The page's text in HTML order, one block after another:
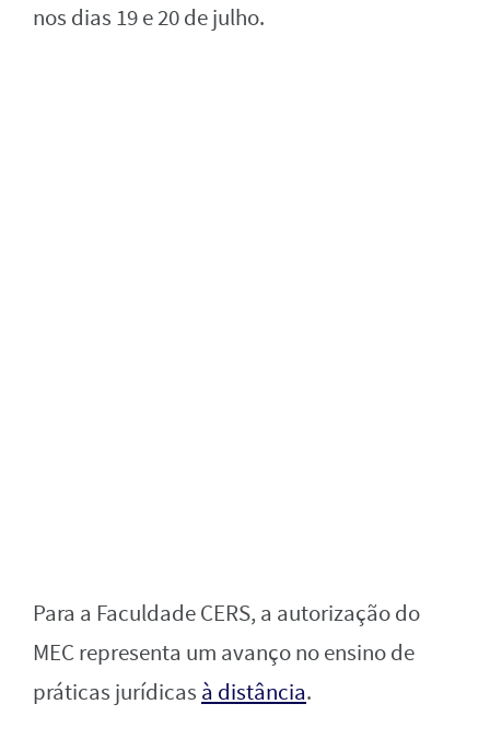
nos dias 19 e 20 de julho.
Para a Faculdade CERS, a autorização do
MEC representa um avanço no ensino de
práticas jurídicas à distância.